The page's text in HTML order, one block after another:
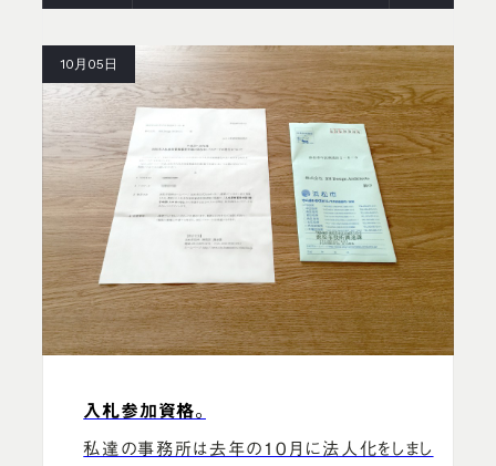
10月05日
入札参加資格。
私達の事務所は去年の10月に法人化をしまし